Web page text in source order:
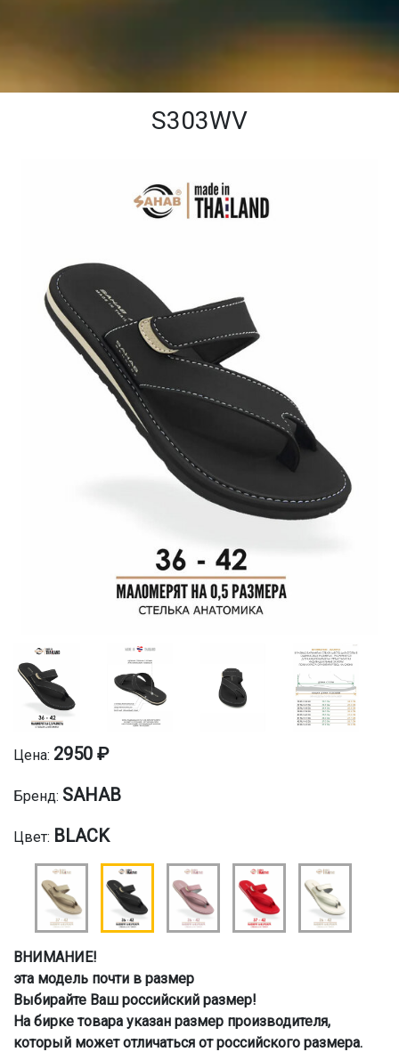
S303WV
Цена: 2950 ₽
Бренд: SAHAB
Цвет: BLACK
ВНИМАНИЕ!
эта модель почти в размер
Выбирайте Ваш российский размер!
На бирке товара указан размер производителя,
который может отличаться от российского размера.